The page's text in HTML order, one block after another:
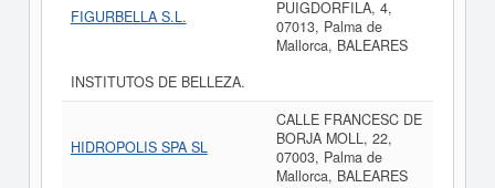
FIGURBELLA S.L.
PUIGDORFILA, 4,
07013, Palma de
Mallorca, BALEARES
INSTITUTOS DE BELLEZA.
HIDROPOLIS SPA SL
CALLE FRANCESC DE
BORJA MOLL, 22,
07003, Palma de
Mallorca, BALEARES